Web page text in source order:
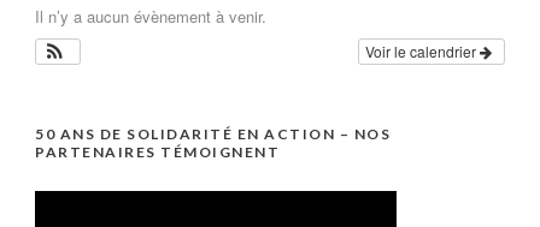
Il n’y a aucun évènement à venir.
Voir le calendrier
50 ANS DE SOLIDARITÉ EN ACTION – NOS
PARTENAIRES TÉMOIGNENT